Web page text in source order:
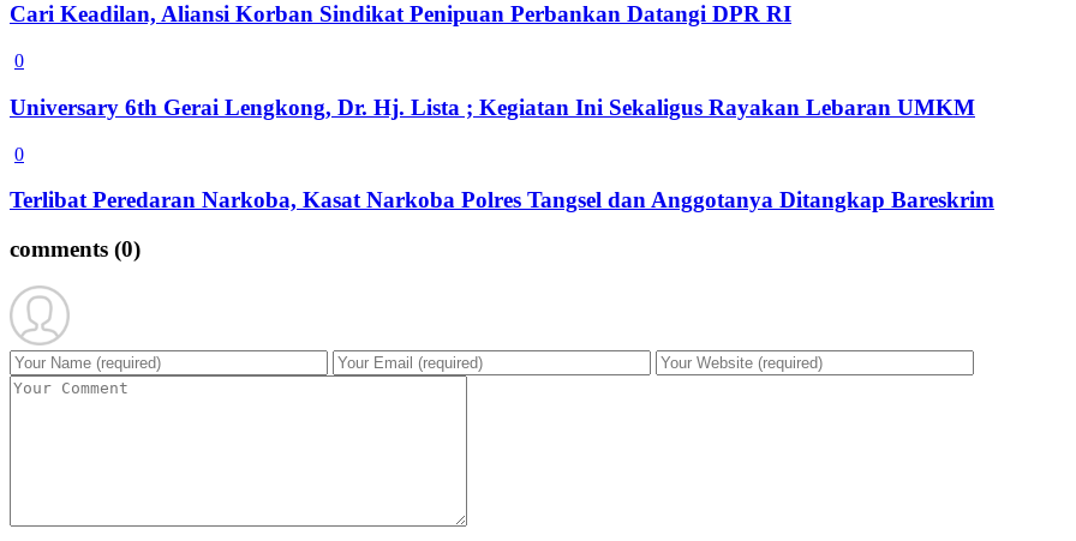
Cari Keadilan, Aliansi Korban Sindikat Penipuan Perbankan Datangi DPR RI
0
Universary 6th Gerai Lengkong, Dr. Hj. Lista ; Kegiatan Ini Sekaligus Rayakan Lebaran UMKM
0
Terlibat Peredaran Narkoba, Kasat Narkoba Polres Tangsel dan Anggotanya Ditangkap Bareskrim
comments (0)